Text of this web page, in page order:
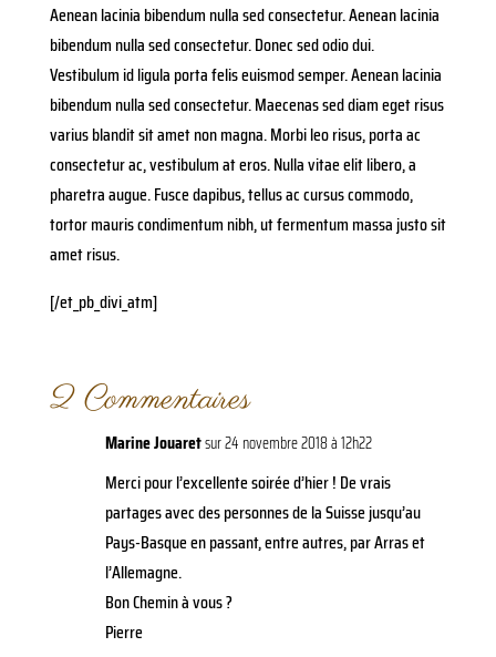
Aenean lacinia bibendum nulla sed consectetur. Aenean lacinia
bibendum nulla sed consectetur. Donec sed odio dui.
Vestibulum id ligula porta felis euismod semper. Aenean lacinia
bibendum nulla sed consectetur. Maecenas sed diam eget risus
varius blandit sit amet non magna. Morbi leo risus, porta ac
consectetur ac, vestibulum at eros. Nulla vitae elit libero, a
pharetra augue. Fusce dapibus, tellus ac cursus commodo,
tortor mauris condimentum nibh, ut fermentum massa justo sit
amet risus.
[/et_pb_divi_atm]
2 Commentaires
Marine Jouaretsur 24 novembre 2018 à 12h22
Merci pour l’excellente soirée d’hier ! De vrais
partages avec des personnes de la Suisse jusqu’au
Pays-Basque en passant, entre autres, par Arras et
l’Allemagne.
Bon Chemin à vous ?
Pierre